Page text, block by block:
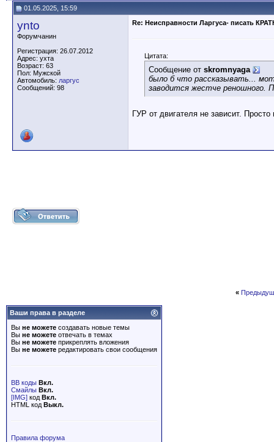
01.05.2025, 15:59
ynto
Форумчанин
Регистрация: 26.07.2012
Адрес: ухта
Возраст: 63
Пол: Мужской
Автомобиль: ларгус
Сообщений: 98
Re: Неисправности Ларгуса- писать
Цитата:
Сообщение от skromnyaga
было б что рассказывать...
заводится жестче реношного.
ГУР от двигателя не зависит.
«
Ваши права в разделе
Вы не можете создавать новые темы
Вы не можете отвечать в темах
Вы не можете прикреплять вложения
Вы не можете редактировать свои сообщения
BB коды Вкл.
Смайлы Вкл.
[IMG] код Вкл.
HTML код Выкл.
Правила форума